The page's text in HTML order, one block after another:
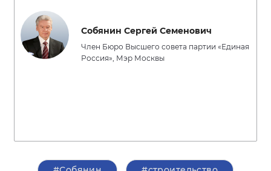
Собянин Сергей Семенович
Член Бюро Высшего совета партии «Единая
Россия», Мэр Москвы